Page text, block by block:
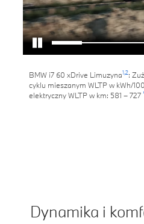
BMW i7 60 xDrive Limuzyna1,2:
cyklu mieszanym WLTP w kWh/
elektryczny WLTP w km: 581 – 727
Dynamika i